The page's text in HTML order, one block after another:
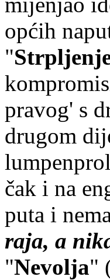
općih
"
pravog' s
drugom
čak i na
puta i
raja, a
"Nevolja"